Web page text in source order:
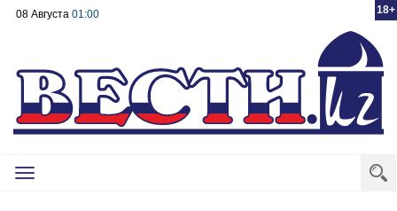
18+
08 Августа 01:00
Toggle